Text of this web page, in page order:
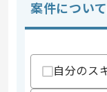
案件について
自分のス